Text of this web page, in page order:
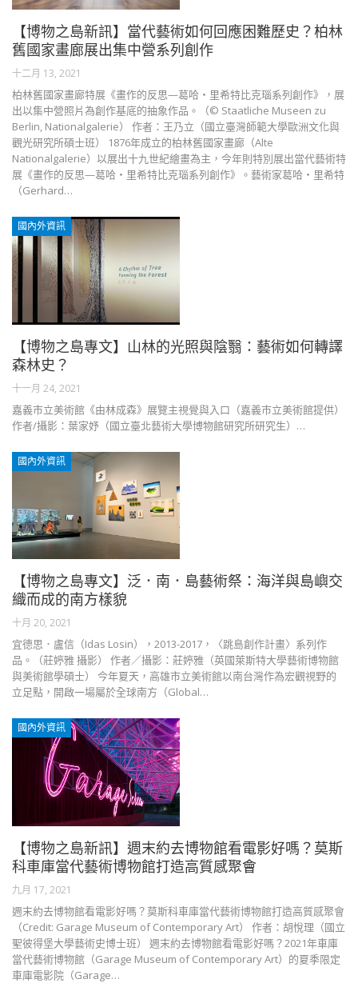
【博物之島新訊】當代藝術如何回應困難歷史？柏林
舊國家畫廊展出集中營系列創作
十二月 13, 2021
柏林舊國家畫廊特展《畫作的反思—葛哈・里希特比克瑙系列創作》，展
出以集中營照片為創作基底的抽象作品。（© Staatliche Museen zu
Berlin, Nationalgalerie） 作者：王乃立（國立臺灣師範大學歐洲文化與
觀光研究所碩士班） 1876年成立的柏林舊國家畫廊（Alte
Nationalgalerie）以展出十九世紀繪畫為主，今年則特別展出當代藝術特
展《畫作的反思—葛哈・里希特比克瑙系列創作》。藝術家葛哈・里希特
（Gerhard…
國內外資訊
【博物之島專文】山林的光照與陰翳：藝術如何轉譯
森林史？
十一月 24, 2021
嘉義市立美術館《由林成森》展覽主視覺與入口（嘉義市立美術館提供）
作者/攝影：葉家妤（國立臺北藝術大學博物館研究所研究生）…
國內外資訊
【博物之島專文】泛．南．島藝術祭：海洋與島嶼交
織而成的南方樣貌
十月 20, 2021
宜德思．盧信（Idas Losin），2013-2017，〈跳島創作計畫〉系列作
品。（莊婷雅 攝影） 作者／攝影：莊婷雅（英國萊斯特大學藝術博物館
與美術館學碩士） 今年夏天，高雄市立美術館以南台灣作為宏觀視野的
立足點，開啟一場屬於全球南方（Global…
國內外資訊
【博物之島新訊】週末約去博物館看電影好嗎？莫斯
科車庫當代藝術博物館打造高質感聚會
九月 17, 2021
週末約去博物館看電影好嗎？莫斯科車庫當代藝術博物館打造高質感聚會
（Credit: Garage Museum of Contemporary Art） 作者：胡悅理（國立
聖彼得堡大學藝術史博士班） 週末約去博物館看電影好嗎？2021年車庫
當代藝術博物館（Garage Museum of Contemporary Art）的夏季限定
車庫電影院（Garage…